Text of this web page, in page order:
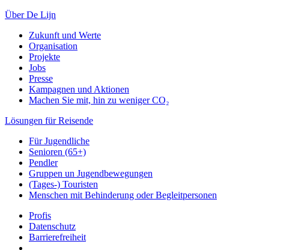
Über De Lijn
Zukunft und Werte
Organisation
Projekte
Jobs
Presse
Kampagnen und Aktionen
Machen Sie mit, hin zu weniger CO₂
Lösungen für Reisende
Für Jugendliche
Senioren (65+)
Pendler
Gruppen un Jugendbewegungen
(Tages-) Touristen
Menschen mit Behinderung oder Begleitpersonen
Profis
Datenschutz
Barrierefreiheit